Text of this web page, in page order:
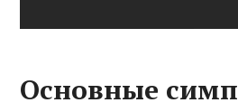
Основные